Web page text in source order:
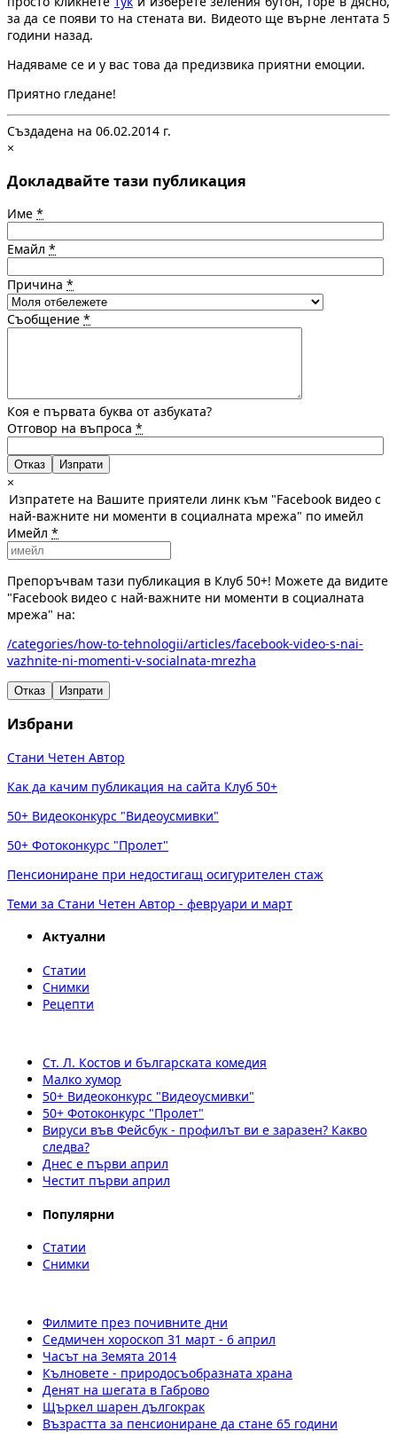
за да се появи то на стената ви. Видеото ще върне лентата 5
години назад.
Надяваме се и у вас това да предизвика приятни емоции.
Приятно гледане!
Създадена на 06.02.2014 г.
×
Докладвайте тази публикация
Име *
Емайл *
Причина *
Съобщение *
Коя е първата буква от азбуката?
Отговор на въпроса *
Отказ
×
Изпратете на Вашите приятели линк към "Facebook видео с
най-важните ни моменти в социалната мрежа" по имейл
Имейл *
Препоръчвам тази публикация в Клуб 50+! Можете да видите
"Facebook видео с най-важните ни моменти в социалната
мрежа" на:
/categories/how-to-tehnologii/articles/facebook-video-s-nai-
vazhnite-ni-momenti-v-socialnata-mrezha
Отказ Изпрати
Избрани
Стани Четен Автор
Как да качим публикация на сайта Клуб 50+
50+ Видеоконкурс "Видеоусмивки"
50+ Фотоконкурс "Пролет"
Пенсиониране при недостигащ осигурителен стаж
Теми за Стани Четен Автор - февруари и март
Актуални
Статии
Снимки
Рецепти
Ст. Л. Костов и българската комедия
Малко хумор
50+ Видеоконкурс "Видеоусмивки"
50+ Фотоконкурс "Пролет"
Вируси във Фейсбук - профилът ви е заразен? Какво
следва?
Днес е първи април
Честит първи април
Популярни
Статии
Снимки
Филмите през почивните дни
Седмичен хороскоп 31 март - 6 април
Часът на Земята 2014
Кълновете - природосъобразната храна
Денят на шегата в Габрово
Щъркел шарен дългокрак
Възрастта за пенсиониране да стане 65 години